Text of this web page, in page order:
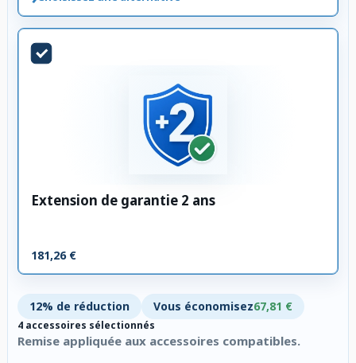
Extension de garantie 2 ans
181,26 €
12% de réduction Vous économisez67,81 €
4 accessoires sélectionnés
Remise appliquée aux accessoires compatibles.